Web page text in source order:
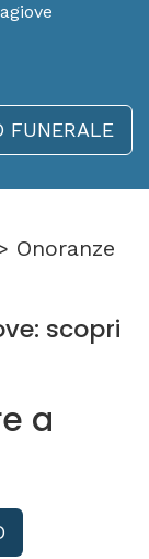
FUNERALE
Onoranze
scopri
a